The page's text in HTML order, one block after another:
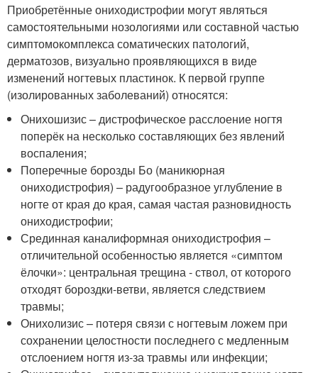
Приобретённые ониходистрофии могут являться
самостоятельными нозологиями или составной частью
симптомокомплекса соматических патологий,
дерматозов, визуально проявляющихся в виде
изменений ногтевых пластинок. К первой группе
(изолированных заболеваний) относятся:
Онихошизис – дистрофическое расслоение ногтя
поперёк на несколько составляющих без явлений
воспаления;
Поперечные борозды Бо (маникюрная
ониходистрофия) – радугообразное углубление в
ногте от края до края, самая частая разновидность
ониходистрофии;
Срединная каналиформная ониходистрофия –
отличительной особенностью является «симптом
ёлочки»: центральная трещина - ствол, от которого
отходят бороздки-ветви, является следствием
травмы;
Онихолизис – потеря связи с ногтевым ложем при
сохранении целостности последнего с медленным
отслоением ногтя из-за травмы или инфекции;